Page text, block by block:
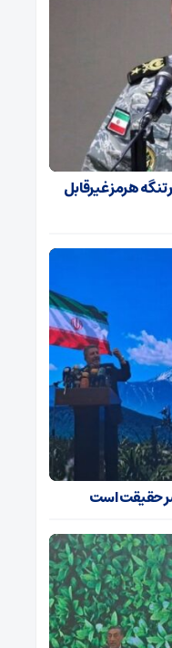
هرمز غیرقابل
حقیقت است